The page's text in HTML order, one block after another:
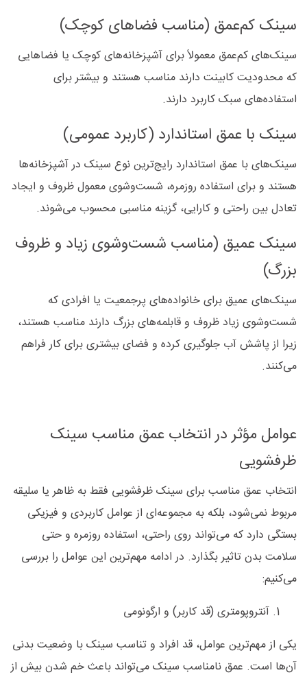
سینک کم‌عمق (مناسب فضاهای کوچک)
سینک‌های کم‌عمق معمولاً برای آشپزخانه‌های کوچک یا فضاهایی
که محدودیت کابینت دارند مناسب هستند و بیشتر برای
استفاده‌های سبک کاربرد دارند.
سینک با عمق استاندارد (کاربرد عمومی)
سینک‌های با عمق استاندارد رایج‌ترین نوع سینک در آشپزخانه‌ها
هستند و برای استفاده روزمره، شست‌وشوی معمول ظروف و ایجاد
تعادل بین راحتی و کارایی، گزینه مناسبی محسوب می‌شوند.
سینک عمیق (مناسب شست‌وشوی زیاد و ظروف
بزرگ)
سینک‌های عمیق برای خانواده‌های پرجمعیت یا افرادی که
شست‌وشوی زیاد ظروف و قابلمه‌های بزرگ دارند مناسب‌ هستند،
زیرا از پاشش آب جلوگیری کرده و فضای بیشتری برای کار فراهم
می‌کنند.
عوامل مؤثر در انتخاب عمق مناسب سینک
ظرفشویی
انتخاب عمق مناسب برای سینک ظرفشویی فقط به ظاهر یا سلیقه
مربوط نمی‌شود، بلکه به مجموعه‌ای از عوامل کاربردی و فیزیکی
بستگی دارد که می‌تواند روی راحتی، استفاده روزمره و حتی
سلامت بدن تاثیر بگذارد. در ادامه مهم‌ترین این عوامل را بررسی
می‌کنیم:
آنتروپومتری (قد کاربر) و ارگونومی
یکی از مهم‌ترین عوامل، قد افراد و تناسب سینک با وضعیت بدنی
آن‌ها است. عمق نامناسب سینک می‌تواند باعث خم شدن بیش از